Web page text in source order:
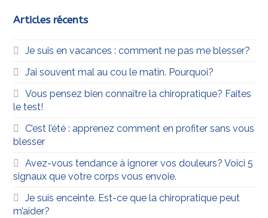
Articles récents
Je suis en vacances : comment ne pas me blesser?
J’ai souvent mal au cou le matin. Pourquoi?
Vous pensez bien connaître la chiropratique? Faites
le test!
C’est l’été : apprenez comment en profiter sans vous
blesser
Avez-vous tendance à ignorer vos douleurs? Voici 5
signaux que votre corps vous envoie.
Je suis enceinte. Est-ce que la chiropratique peut
m’aider?